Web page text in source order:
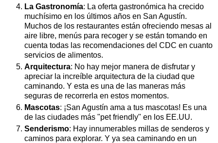
La Gastronomía: La oferta gastronómica ha crecido
muchísimo en los últimos años en San Agustín.
Muchos de los restaurantes están ofreciendo mesas al
aire libre, menús para recoger y se están tomando en
cuenta todas las recomendaciones del CDC en cuanto
servicios de alimentos.
Arquitectura: No hay mejor manera de disfrutar y
apreciar la increíble arquitectura de la ciudad que
caminando. Y esta es una de las maneras más
seguras de recorrerla en estos momentos.
Mascotas: ¡San Agustín ama a tus mascotas! Es una
de las ciudades más "pet friendly" en los EE.UU.
Senderismo: Hay innumerables millas de senderos y
caminos para explorar. Y ya sea caminando en un